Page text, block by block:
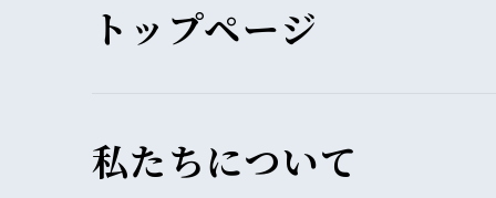
トップページ
私たちについて